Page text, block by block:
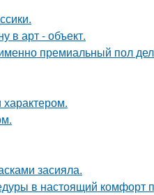
в арт - объект.
премиальный пол
засияла.
в настоящий комфорт